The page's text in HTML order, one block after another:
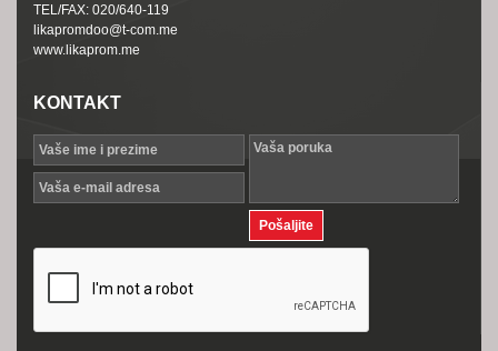
TEL/FAX: 020/640-119
likapromdoo@t-com.me
www.likaprom.me
KONTAKT